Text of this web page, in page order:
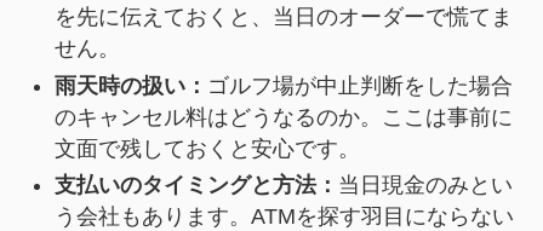
を先に伝えておくと、当日のオーダーで慌てま
せん。
雨天時の扱い： ゴルフ場が中止判断をした場合
のキャンセル料はどうなるのか。ここは事前に
文面で残しておくと安心です。
支払いのタイミングと方法： 当日現金のみとい
う会社もあります。ATMを探す羽目にならない